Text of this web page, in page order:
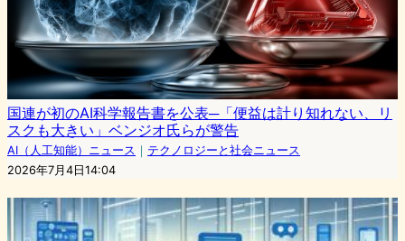
国連が初のAI科学報告書を公表─「便益は計り知れない、リ
スクも大きい」ベンジオ氏らが警告
AI（人工知能）ニュース ｜ テクノロジーと社会ニュース
2026年7月4日14:04